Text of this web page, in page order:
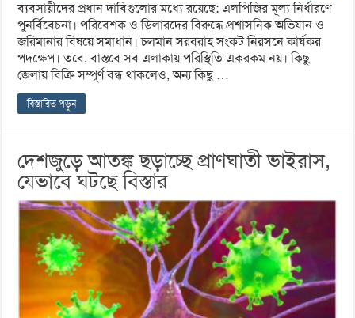
ব্যবসায়ীদের প্রধান দাবিগুলোর মধ্যে রয়েছে: এলপিজির মূল্য নির্ধারণে
পুনর্বিবেচনা। পরিবেশক ও ডিলারদের বিরুদ্ধে প্রশাসনিক অভিযান ও
জরিমানার বিষয়ে সমাধান। চলমান সরবরাহ সংকট নিরসনে কার্যকর
পদক্ষেপ। তবে, বাস্তবে সব এলাকায় পরিস্থিতি একরকম নয়। কিছু
জেলায় বিক্রি সম্পূর্ণ বন্ধ থাকলেও, অন্য কিছু …
বিস্তারিত পড়ুন
দেশজুড়ে আতঙ্ক ছড়াচ্ছে প্রাণঘাতী ভাইরাস,
যেভাবে ঘটছে বিস্তার